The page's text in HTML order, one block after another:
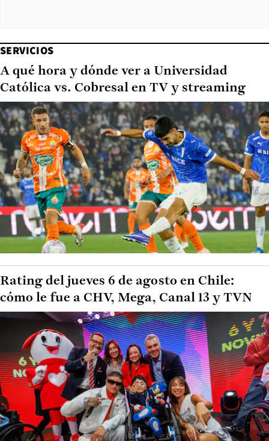
SERVICIOS
A qué hora y dónde ver a Universidad
Católica vs. Cobresal en TV y streaming
Rating del jueves 6 de agosto en Chile:
cómo le fue a CHV, Mega, Canal 13 y TVN